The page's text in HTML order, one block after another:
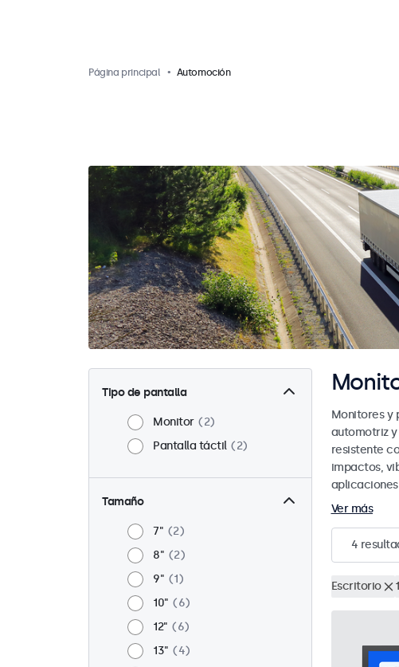
Página principal Automoción
Tipo de pantalla
Monitor
2
Pantalla táctil
2
Tamaño
7"
2
8"
2
9"
1
10"
6
12"
6
13"
4
Monitores y
automotriz
resistente
impactos,
Ver más
4
Escritorio